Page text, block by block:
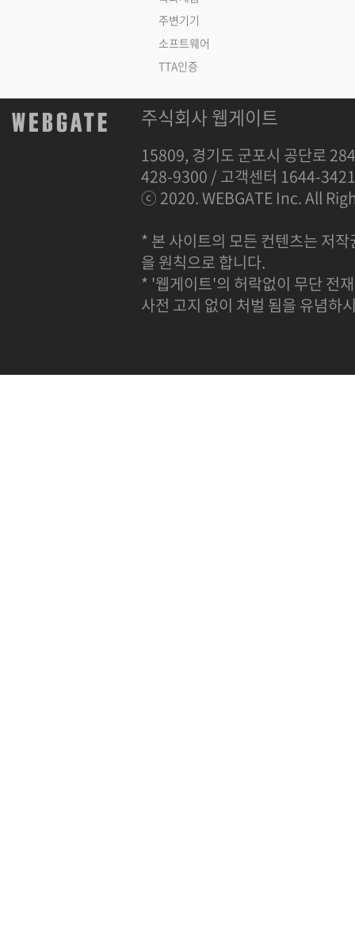
주변기기
소프트웨어
TTA인증
주식회사 웹게이트
15809, 경기도 군포시 공단로
428-9300 / 고객센터 1644-
ⓒ 2020. WEBGATE Inc. All
* 본 사이트의 모든 컨텐츠는 저
을 원칙으로 합니다.
* '웹게이트'의 허락없이 무단 전
사전 고지 없이 처벌 됨을 유념하